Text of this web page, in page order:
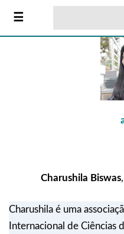
Charushila Biswas,
Charushila é uma
Internacional de Ciências